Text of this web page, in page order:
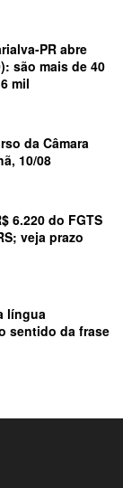
PR abre
são mais de 40
mil
da Câmara
10/08
6.220 do FGTS
veja prazo
língua
sentido da frase